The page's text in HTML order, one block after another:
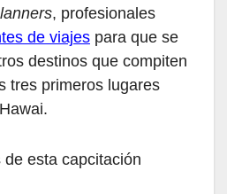
, profesionales
de viajes para que se
destinos que compiten
tres primeros lugares
esta capcitación